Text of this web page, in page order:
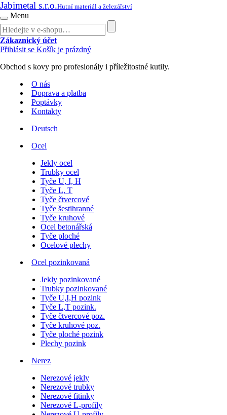
Jabimetal s.r.o.Hutní materiál a železářství
Menu
Zákaznický účet
Přihlásit se Košík je prázdný
Obchod s kovy pro profesionály i příležitostné kutily.
O nás
Doprava a platba
Poptávky
Kontakty
Deutsch
Ocel
Jekly ocel
Trubky ocel
Tyče U, I, H
Tyče L, T
Tyče čtvercové
Tyče šestihranné
Tyče kruhové
Ocel betonářská
Tyče ploché
Ocelové plechy
Ocel pozinkovaná
Jekly pozinkované
Trubky pozinkované
Tyče U,I,H pozink
Tyče L,T pozink.
Tyče čtvercové poz.
Tyče kruhové poz.
Tyče ploché pozink
Plechy pozink
Nerez
Nerezové jekly
Nerezové trubky
Nerezové fitinky
Nerezové L-profily